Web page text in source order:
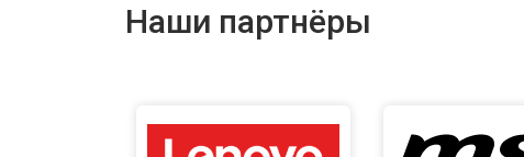
Наши партнёры